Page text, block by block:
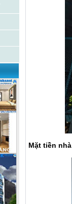
Mặt tiền